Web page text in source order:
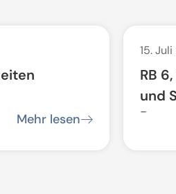
Mehr lesen
15.
RB
und